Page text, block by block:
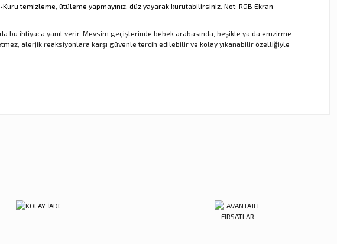
temizleme, ütüleme yapmayınız, düz yayarak kurutabilirsiniz. Not: RGB Ekran
ihtiyaca yanıt verir. Mevsim geçişlerinde bebek arabasında, beşikte ya da emzirme
alerjik reaksiyonlara karşı güvenle tercih edilebilir ve kolay yıkanabilir özelliğiyle